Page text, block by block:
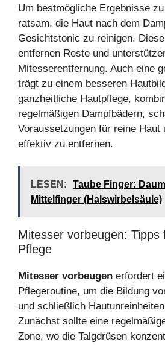
Um bestmögliche Ergebnisse
ratsam, die Haut nach dem
Gesichtstonic zu reinigen.
entfernen Reste und
Mitesserentfernung. Auch eine
trägt zu einem besseren
ganzheitliche Hautpflege,
regelmäßigen Dampfbädern,
Voraussetzungen für reine
effektiv zu entfernen.
LESEN:
Taube Finger:
Mittelfinger (Halswirbelsäule)
Mitesser vorbeugen: Tipps
Pflege
Mitesser vorbeugen erfordert
Pflegeroutine, um die Bildung
und schließlich
Zunächst sollte eine
Zone, wo die Talgdrüsen